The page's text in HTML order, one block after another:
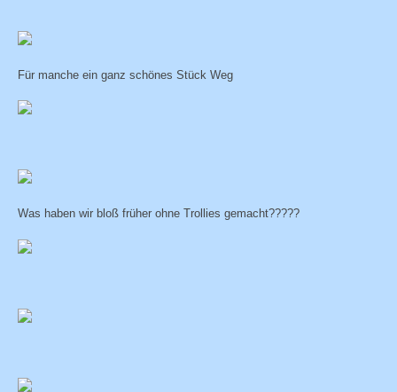
Für manche ein ganz schönes Stück Weg
Was haben wir bloß früher ohne Trollies gemacht?????